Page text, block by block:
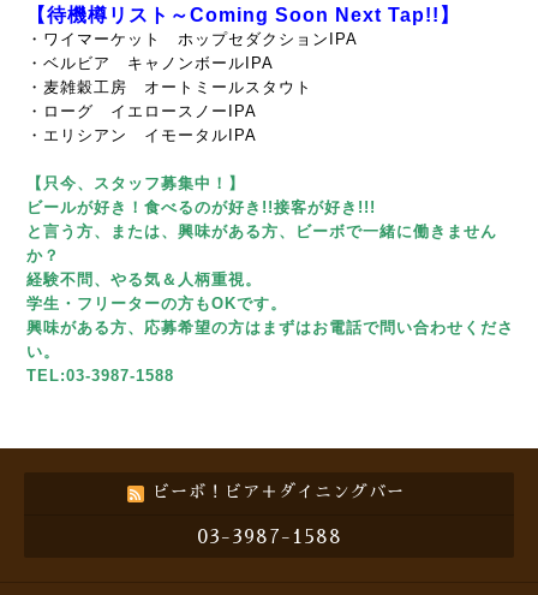
【待機樽リスト～Coming Soon Next Tap!!】
・ワイマーケット ホップセダクションIPA
・ベルビア キャノンボールIPA
・麦雑穀工房 オートミールスタウト
・ローグ イエロースノーIPA
・エリシアン イモータルIPA
【只今、スタッフ募集中！】
ビールが好き！食べるのが好き!!接客が好き!!!
と言う方、または、興味がある方、ビーボで一緒に働きません
か？
経験不問、やる気＆人柄重視。
学生・フリーターの方もOKです。
興味がある方、応募希望の方はまずはお電話で問い合わせくださ
い。
TEL:03-3987-1588
ビーボ！ビア＋ダイニングバー
03-3987-1588